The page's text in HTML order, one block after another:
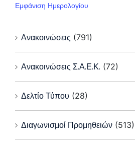
Εμφάνιση Ημερολογίου
Ανακοινώσεις (791)
Ανακοινώσεις Σ.Α.Ε.Κ. (72)
Δελτίο Τύπου (28)
Διαγωνισμοί Προμηθειών (513)